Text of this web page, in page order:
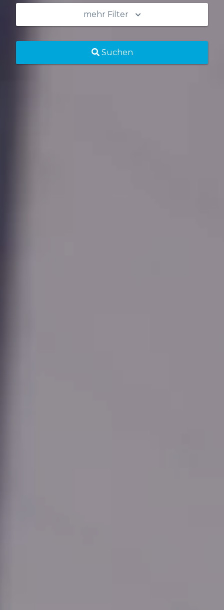
mehr Filter
Suchen